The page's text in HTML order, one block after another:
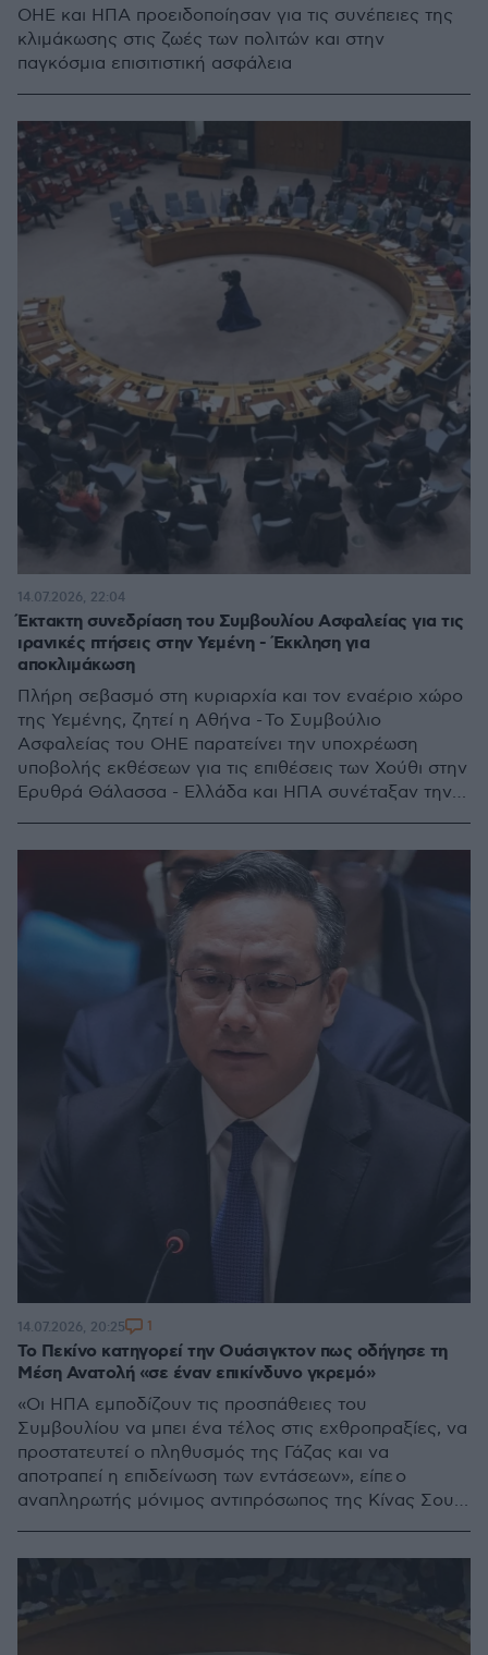
ΟΗΕ και ΗΠΑ προειδοποίησαν για τις συνέπειες της
κλιμάκωσης στις ζωές των πολιτών και στην
παγκόσμια επισιτιστική ασφάλεια
Έκτακτη συνεδρίαση του Συμβουλίου Ασφαλείας για τις
ιρανικές πτήσεις στην Υεμένη - Έκκληση για
αποκλιμάκωση
Πλήρη σεβασμό στη κυριαρχία και τον εναέριο χώρο
της Υεμένης, ζητεί η Αθήνα - Το Συμβούλιο
Ασφαλείας του ΟΗΕ παρατείνει την υποχρέωση
υποβολής εκθέσεων για τις επιθέσεις των Χούθι στην
Ερυθρά Θάλασσα - Eλλάδα και ΗΠΑ συνέταξαν την
14.07.2026, 22:04
Το Πεκίνο κατηγορεί την Ουάσιγκτον πως οδήγησε τη
Μέση Ανατολή «σε έναν επικίνδυνο γκρεμό»
«Οι ΗΠΑ εμποδίζουν τις προσπάθειες του
Συμβουλίου να μπει ένα τέλος στις εχθροπραξίες, να
προστατευτεί ο πληθυσμός της Γάζας και να
αποτραπεί η επιδείνωση των εντάσεων», είπε ο
αναπληρωτής μόνιμος αντιπρόσωπος της Κίνας Σουν
14.07.2026, 20:25 1